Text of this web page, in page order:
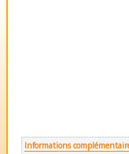
Informations